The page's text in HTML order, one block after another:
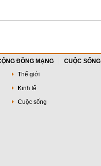
ĐỒNG MẠNG
CUỘC SỐNG
Thế giới
Kinh tế
Cuộc sống